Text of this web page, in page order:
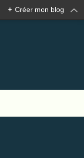
+ Créer mon blog